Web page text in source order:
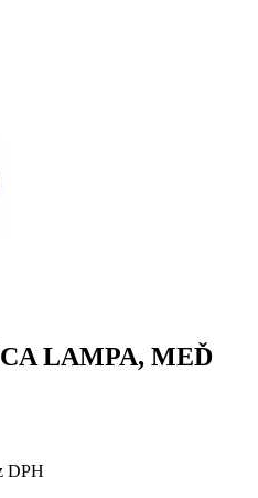
LAMPA, MEĎ
DPH